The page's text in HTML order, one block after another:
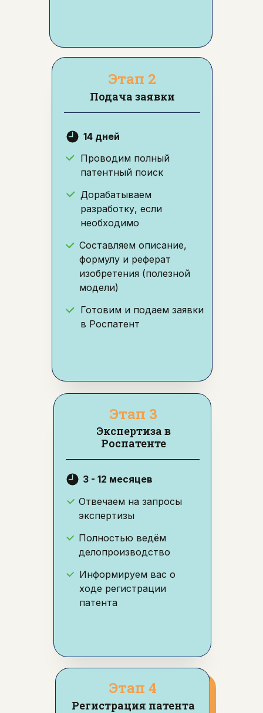
Проводим полный
патентный поиск
Дорабатываем
разработку, если
необходимо
Составляем описание,
формулу и реферат
изобретения (полезной
модели)
Готовим и подаем заявки
в Роспатент
Отвечаем на запросы
экспертизы
Полностью ведём
делопроизводство
Информируем вас о
ходе регистрации
патента
14 дней
3 - 12 месяцев
Этап 2
Подача заявки
Этап 3
Экспертиза в
Роспатенте
Этап 4
Регистрация патента